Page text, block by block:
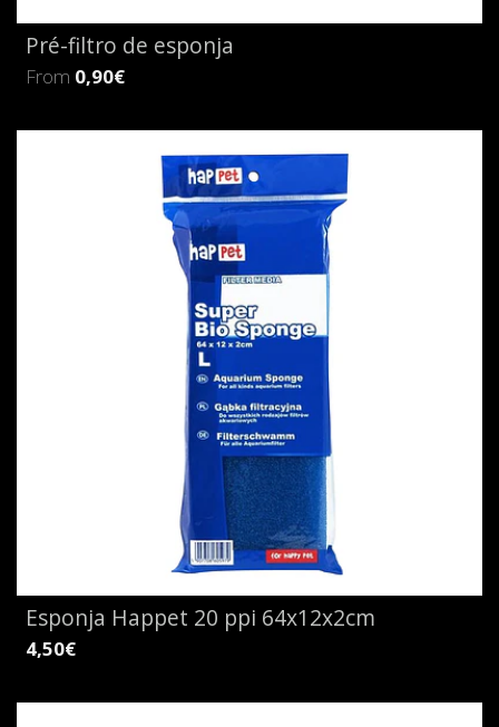
Pré-filtro de esponja
From 0,90€
Esponja Happet 20 ppi 64x12x2cm
4,50€